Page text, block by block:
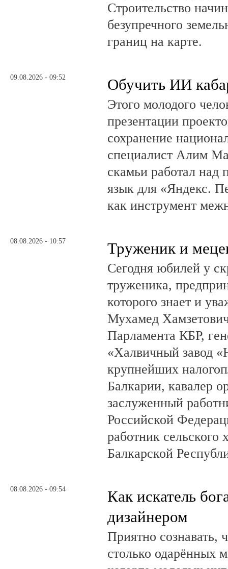
Строительство
безупречного
границ на карте.
09.08.2026 - 09:52 Обучить ИИ
Этого молодого
презентации
сохранение
специалист Алим
скамьи работал над
язык для «Яндекс.
как инструмент
08.08.2026 - 10:57 Труженик и
Сегодня юбилей у
труженика,
которого знает и
Мухамед
Парламента КБР,
«Халвичный завод
крупнейших
Балкарии, кавалер
заслуженный
Российской
работник сельского
Балкарской
08.08.2026 - 09:54
Как искатель
дизайнером
Приятно сознавать,
столько одарённых